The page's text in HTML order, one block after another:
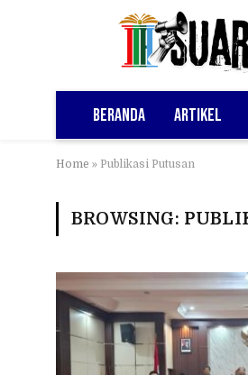
Beranda Artikel
Home » Publikasi Putusan
BROWSING: